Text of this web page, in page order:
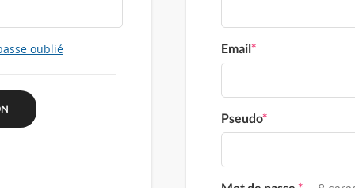
oublié Email*
Pseudo*